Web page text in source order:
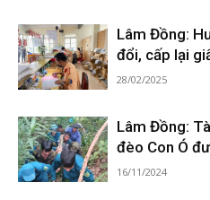
Lâm Đồng:
đổi, cấp lại
28/02/2025
Lâm Đồng:
đèo Con Ó
16/11/2024